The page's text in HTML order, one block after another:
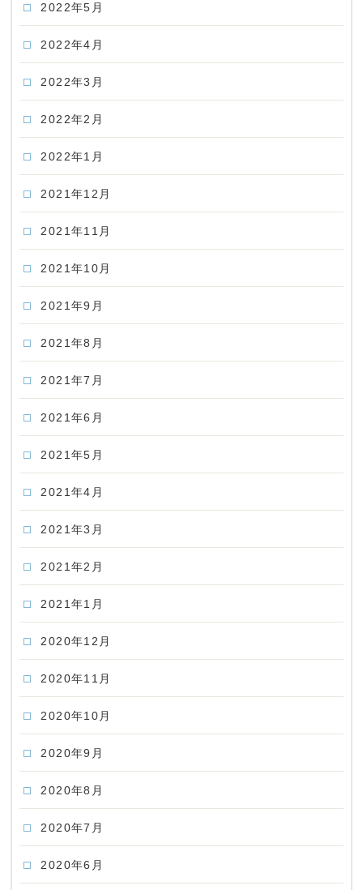
2022年5月
2022年4月
2022年3月
2022年2月
2022年1月
2021年12月
2021年11月
2021年10月
2021年9月
2021年8月
2021年7月
2021年6月
2021年5月
2021年4月
2021年3月
2021年2月
2021年1月
2020年12月
2020年11月
2020年10月
2020年9月
2020年8月
2020年7月
2020年6月